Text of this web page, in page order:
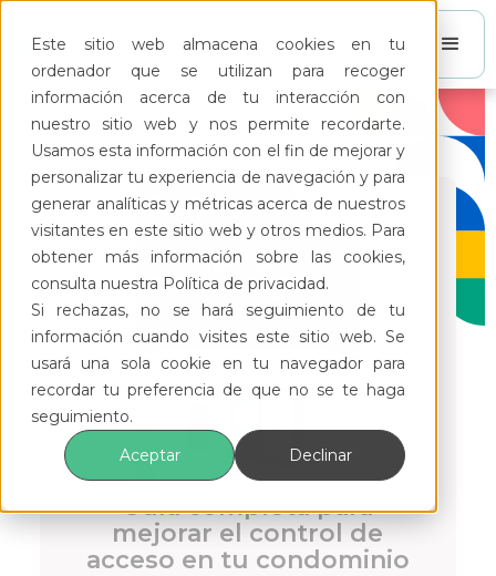
Este sitio web almacena cookies en tu
ordenador que se utilizan para recoger
información acerca de tu interacción con
nuestro sitio web y nos permite recordarte.
Usamos esta información con el fin de mejorar y
personalizar tu experiencia de navegación y para
generar analíticas y métricas acerca de nuestros
visitantes en este sitio web y otros medios. Para
obtener más información sobre las cookies,
consulta nuestra Política de privacidad.
Si rechazas, no se hará seguimiento de tu
información cuando visites este sitio web. Se
usará una sola cookie en tu navegador para
recordar tu preferencia de que no se te haga
seguimiento.
Aceptar
Declinar
Guía completa para
mejorar el control de
acceso en tu condominio